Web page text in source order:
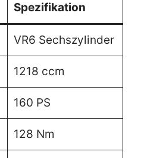
Spezifikation
VR6 Sechszylinder
1218 ccm
160 PS
128 Nm